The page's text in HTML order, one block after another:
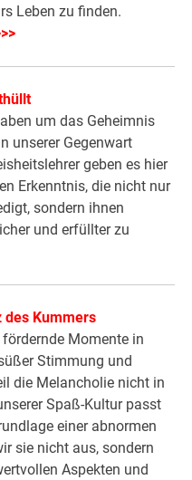
Leben zu finden.
um das Geheimnis
unserer Gegenwart
geben es hier
Erkenntnis, die nicht nur
sondern ihnen
und erfüllter zu
des Kummers
Momente in
Stimmung und
die Melancholie nicht in
Spaß-Kultur passt
einer abnormen
sie nicht aus, sondern
Aspekten und